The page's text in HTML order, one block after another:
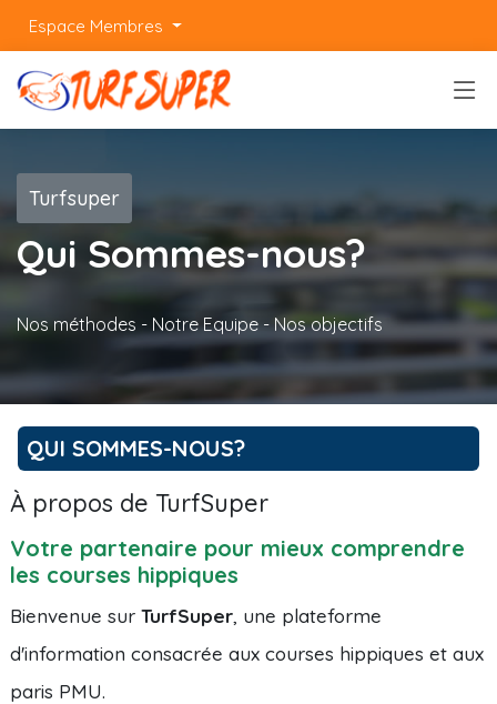
Espace Membres
Turfsuper
Qui Sommes-nous?
Nos méthodes - Notre Equipe - Nos objectifs
QUI SOMMES-NOUS?
À propos de TurfSuper
Votre partenaire pour mieux comprendre
les courses hippiques
Bienvenue sur TurfSuper, une plateforme
d'information consacrée aux courses hippiques et aux
paris PMU.